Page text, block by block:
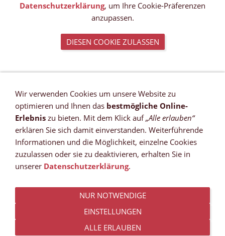
Datenschutzerklärung, um Ihre Cookie-Präferenzen
anzupassen.
DIESEN COOKIE ZULASSEN
VERTRAG WIDERRUFEN
Newsletter
Referenzen
Zahlungsmöglichkeiten
Versandkosten
Sitemap
Impressum
Kontakt
Wir verwenden Cookies um unsere Website zu
optimieren und Ihnen das bestmögliche Online-
Erlebnis zu bieten. Mit dem Klick auf„Alle erlauben“
erklären Sie sich damit einverstanden. Weiterführende
Informationen und die Möglichkeit, einzelne Cookies
zuzulassen oder sie zu deaktivieren, erhalten Sie in
unserer Datenschutzerklärung.
NUR NOTWENDIGE
EINSTELLUNGEN
ALLE ERLAUBEN